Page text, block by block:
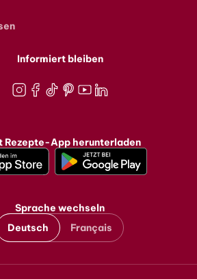
Informiert bleiben
Rezepte-App herunterladen
Sprache wechseln
Deutsch
Français